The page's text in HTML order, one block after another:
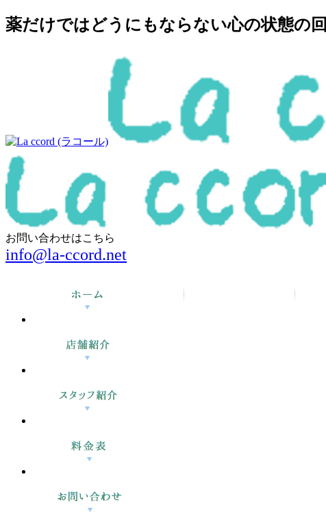
薬だけではどうにもならない心の状態の
お問い合わせはこちら
info@la-ccord.net